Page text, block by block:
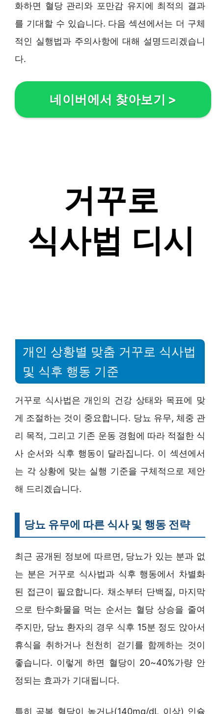
화하면 혈당 관리와 포만감 유지에 최적의 결과
를 기대할 수 있습니다. 다음 섹션에서는 더 구체
적인 실행법과 주의사항에 대해 설명드리겠습니
다.
네이버에서 찾아보기 >
개인 상황별 맞춤 거꾸로 식사법
및 식후 행동 기준
거꾸로 식사법은 개인의 건강 상태와 목표에 맞
게 조절하는 것이 중요합니다. 당뇨 유무, 체중 관
리 목적, 그리고 기존 운동 경험에 따라 적절한 식
사 순서와 식후 행동이 달라집니다. 이 섹션에서
는 각 상황에 맞는 실행 기준을 구체적으로 제안
해 드리겠습니다.
당뇨 유무에 따른 식사 및 행동 전략
최근 공개된 정보에 따르면, 당뇨가 있는 분과 없
는 분은 거꾸로 식사법과 식후 행동에서 차별화
된 접근이 필요합니다. 채소부터 단백질, 마지막
으로 탄수화물을 먹는 순서는 혈당 상승을 줄여
주지만, 당뇨 환자의 경우 식후 15분 정도 앉아서
휴식을 취하거나 천천히 걷기를 함께하는 것이
좋습니다. 이렇게 하면 혈당이 20~40%가량 안
정되는 효과가 기대됩니다.
특히 공복 혈당이 높거나(140mg/dL 이상) 인슐